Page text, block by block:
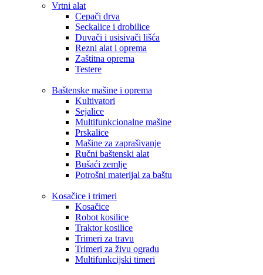
Vrtni alat
Cepači drva
Seckalice i drobilice
Duvači i usisivači lišća
Rezni alat i oprema
Zaštitna oprema
Testere
Baštenske mašine i oprema
Kultivatori
Sejalice
Multifunkcionalne mašine
Prskalice
Mašine za zaprašivanje
Ručni baštenski alat
Bušaći zemlje
Potrošni materijal za baštu
Kosačice i trimeri
Kosačice
Robot kosilice
Traktor kosilice
Trimeri za travu
Trimeri za živu ogradu
Multifunkcijski timeri